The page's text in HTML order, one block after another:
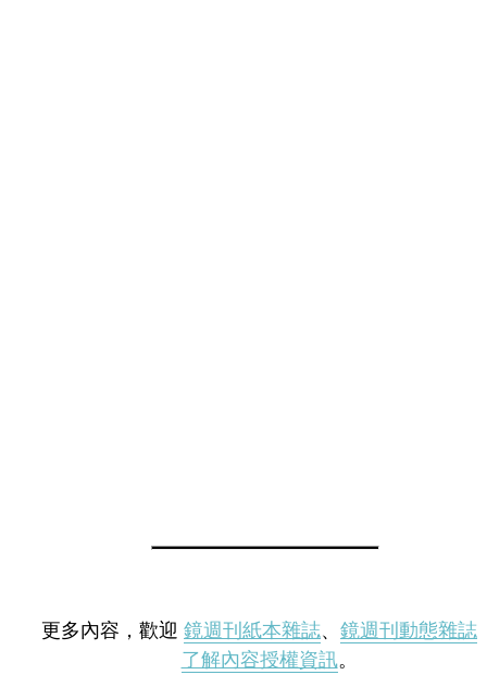
更多內容，歡迎 鏡週刊紙本雜誌、 鏡週刊動態雜誌
了解內容授權資訊。